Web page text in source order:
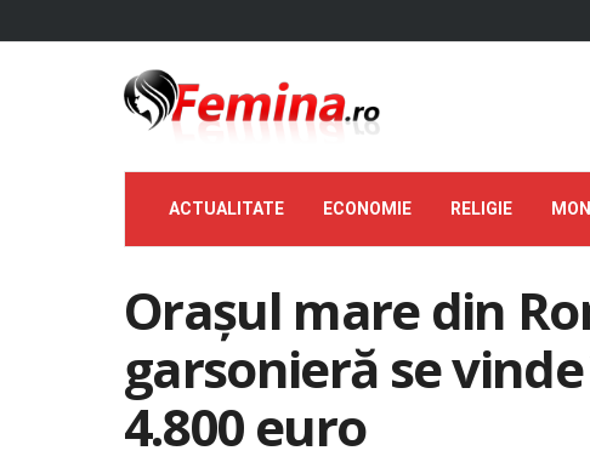
ACTUALITATE ECONOMIE RELIGIE
Orașul mare din
garsonieră se
4.800 euro